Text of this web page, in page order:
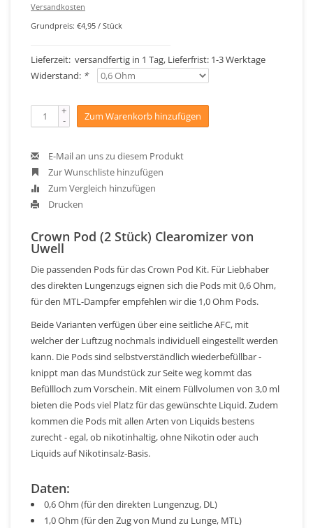
Versandkosten
Grundpreis: €4,95 / Stück
Lieferzeit: versandfertig in 1 Tag, Lieferfrist: 1-3 Werktage
Widerstand: *
+
- Zum Warenkorb hinzufügen
E-Mail an uns zu diesem Produkt
Zur Wunschliste hinzufügen
Zum Vergleich hinzufügen
Drucken
Crown Pod (2 Stück) Clearomizer von
Uwell
Die passenden Pods für das Crown Pod Kit. Für Liebhaber
des direkten Lungenzugs eignen sich die Pods mit 0,6 Ohm,
für den MTL-Dampfer empfehlen wir die 1,0 Ohm Pods.
Beide Varianten verfügen über eine seitliche AFC, mit
welcher der Luftzug nochmals individuell eingestellt werden
kann. Die Pods sind selbstverständlich wiederbefüllbar -
knippt man das Mundstück zur Seite weg kommt das
Befüllloch zum Vorschein. Mit einem Füllvolumen von 3,0 ml
bieten die Pods viel Platz für das gewünschte Liquid. Zudem
kommen die Pods mit allen Arten von Liquids bestens
zurecht - egal, ob nikotinhaltig, ohne Nikotin oder auch
Liquids auf Nikotinsalz-Basis.
Daten:
0,6 Ohm (für den direkten Lungenzug, DL)
1,0 Ohm (für den Zug von Mund zu Lunge, MTL)